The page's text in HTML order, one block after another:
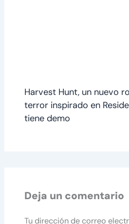
Harvest Hunt, un nuevo
terror inspirado en
tiene demo
Deja un comentario
Tu dirección de correo